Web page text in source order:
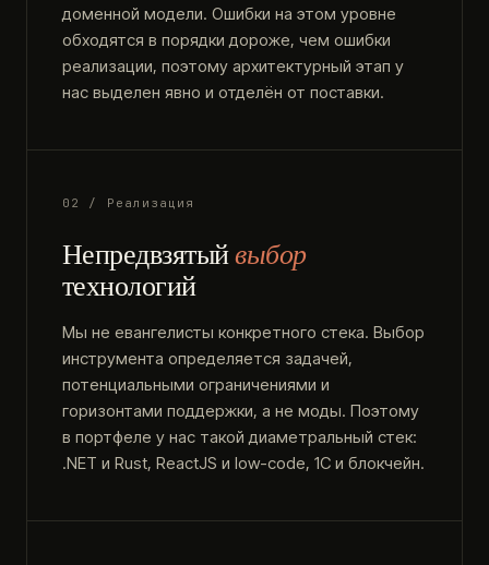
доменной модели. Ошибки на этом уровне
обходятся в порядки дороже, чем ошибки
реализации, поэтому архитектурный этап у
нас выделен явно и отделён от поставки.
02 / Реализация
Непредвзятыйвыбор
технологий
Мы не евангелисты конкретного стека. Выбор
инструмента определяется задачей,
потенциальными ограничениями и
горизонтами поддержки, а не моды. Поэтому
в портфеле у нас такой диаметральный стек:
.NET и Rust, ReactJS и low-code, 1С и блокчейн.